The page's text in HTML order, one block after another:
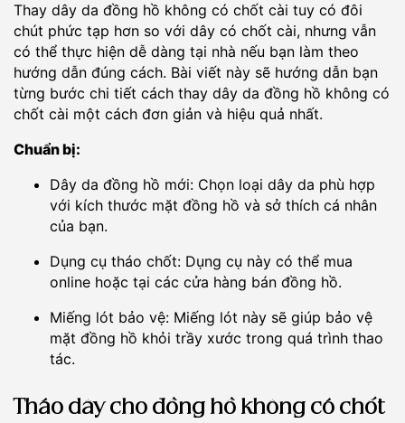
Thay dây da đồng hồ không có chốt cài tuy có đôi
chút phức tạp hơn so với dây có chốt cài, nhưng vẫn
có thể thực hiện dễ dàng tại nhà nếu bạn làm theo
hướng dẫn đúng cách. Bài viết này sẽ hướng dẫn bạn
từng bước chi tiết cách thay dây da đồng hồ không có
chốt cài một cách đơn giản và hiệu quả nhất.
Chuẩn bị:
Dây da đồng hồ mới: Chọn loại dây da phù hợp
với kích thước mặt đồng hồ và sở thích cá nhân
của bạn.
Dụng cụ tháo chốt: Dụng cụ này có thể mua
online hoặc tại các cửa hàng bán đồng hồ.
Miếng lót bảo vệ: Miếng lót này sẽ giúp bảo vệ
mặt đồng hồ khỏi trầy xước trong quá trình thao
tác.
Tháo dây cho đồng hồ không có chốt